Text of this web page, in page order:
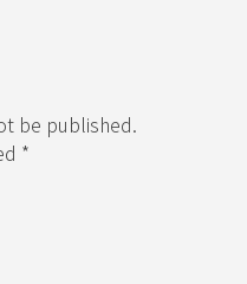
be published.
*